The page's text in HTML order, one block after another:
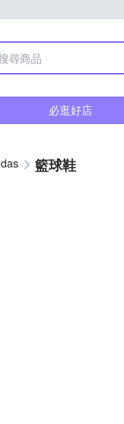
必逛好店
籃球鞋